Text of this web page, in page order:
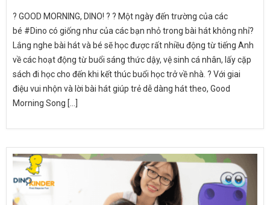
? GOOD MORNING, DINO! ? ? Một ngày đến trường của các
bé #Dino có giống như của các bạn nhỏ trong bài hát không nhỉ?
Lắng nghe bài hát và bé sẽ học được rất nhiều động từ tiếng Anh
về các hoạt động từ buổi sáng thức dậy, vệ sinh cá nhân, lấy cặp
sách đi học cho đến khi kết thúc buổi học trở về nhà. ? Với giai
điệu vui nhộn và lời bài hát giúp trẻ dễ dàng hát theo, Good
Morning Song [...]